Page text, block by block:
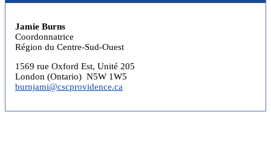
Jamie Burns
Coordonnatrice
Région du Centre-Sud-Ouest
1569 rue Oxford Est, Unité 205
London (Ontario) N5W 1W5
burnjami@cscprovidence.ca